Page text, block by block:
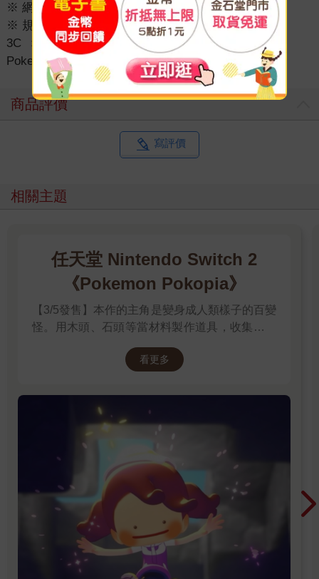
※ 網頁圖片為商品示意圖，屆時將以實體商品為準。
※ 規格說明僅供參考，如有異動請依官方公告為準。
3C
＞ 娛樂電玩| 卡牌 ＞ 集換式卡牌 ＞
Pokemon寶可夢
商品評價
寫評價
相關主題
任天堂 Nintendo Switch 2
《Pokemon Pokopia》
【3/5發售】本作的主角是變身成人類樣子的百變
怪。用木頭、石頭等當材料製作道具，收集樹果
方吧。並且遊戲中的時間會與現實時間同步。體
的個性，度過悠悠哉哉的生活吧。
看更多